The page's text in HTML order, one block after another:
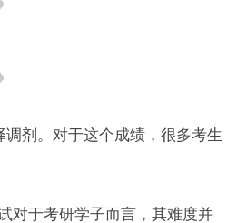
剂。对于这个成绩，很多考生
对于考研学子而言，其难度并